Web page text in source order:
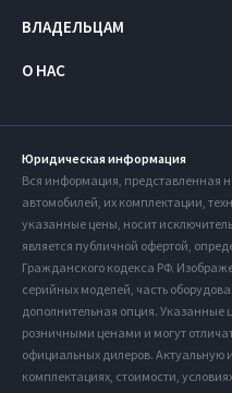
ВЛАДЕЛЬЦАМ
О НАС
Юридическая информация
Вся информация, представленная
автомобилей, их комплектации,
указанные цены, носит
является публичной офертой,
Гражданского кодекса РФ.
серийных моделей, часть
дополнительная опция.
розничными ценами и могут
официальных дилеров.
комплектациях, стоимости,